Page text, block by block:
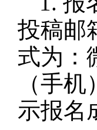
投稿邮
式为：
（手
示报名